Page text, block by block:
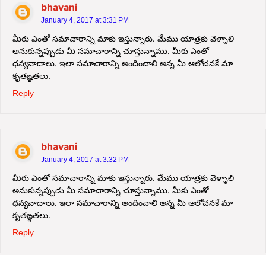
bhavani
January 4, 2017 at 3:31 PM
మీరు ఎంతో సమాచారాన్ని మాకు ఇస్తున్నారు. మేము యాత్రకు వెళ్ళాలి
అనుకున్నప్పుడు మీ సమాచారాన్ని చూస్తున్నాము. మీకు ఎంతో
ధన్యవాదాలు. ఇలా సమాచారాన్ని అందించాలి అన్న మీ ఆలోచనకే మా
కృతఙ్ఞతలు.
Reply
bhavani
January 4, 2017 at 3:32 PM
మీరు ఎంతో సమాచారాన్ని మాకు ఇస్తున్నారు. మేము యాత్రకు వెళ్ళాలి
అనుకున్నప్పుడు మీ సమాచారాన్ని చూస్తున్నాము. మీకు ఎంతో
ధన్యవాదాలు. ఇలా సమాచారాన్ని అందించాలి అన్న మీ ఆలోచనకే మా
కృతఙ్ఞతలు.
Reply